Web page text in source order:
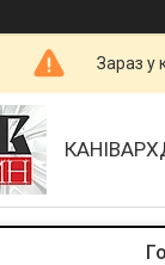
Зараз у